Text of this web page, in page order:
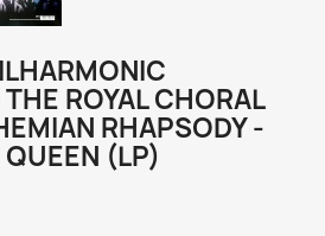
ROYAL CHORAL
RHAPSODY -
(LP)